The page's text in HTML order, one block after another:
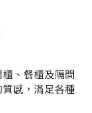
、餐櫃及隔間
感，滿足各種